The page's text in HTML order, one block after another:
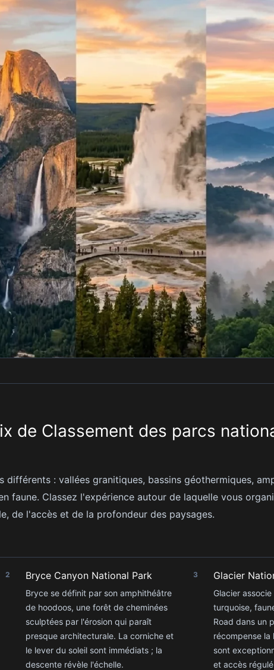
de Classement des parcs
: vallées granitiques, bassins géothermiques,
faune. Classez l'expérience autour de laquelle vous
de l'accès et de la profondeur des paysages.
2 Bryce Canyon National Park
Bryce se définit par son amphithéâtre
de hoodoos, une forêt de cheminées
sculptées par l'érosion qui paraît
presque architecturale. La corniche et
le lever du soleil sont immédiats ; la
descente révèle l'échelle.
3 Glacier
Glacier
turquoise,
Road dans un
récompense la
sont
et accès